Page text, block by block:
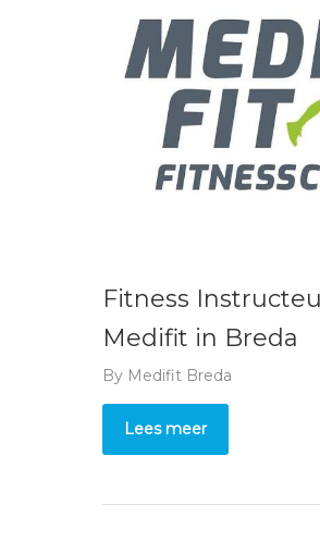
Fitness
Medifit in Breda
By Medifit Breda
Lees meer